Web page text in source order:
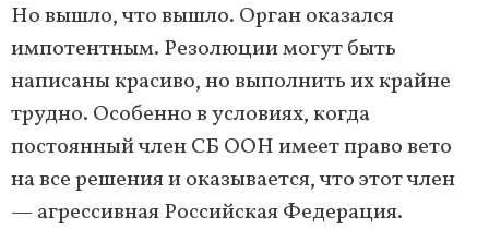
Но вышло, что вышло. Орган оказался
импотентным. Резолюции могут быть
написаны красиво, но выполнить их крайне
трудно. Особенно в условиях, когда
постоянный член СБ ООН имеет право вето
на все решения и оказывается, что этот член
— агрессивная Российская Федерация.